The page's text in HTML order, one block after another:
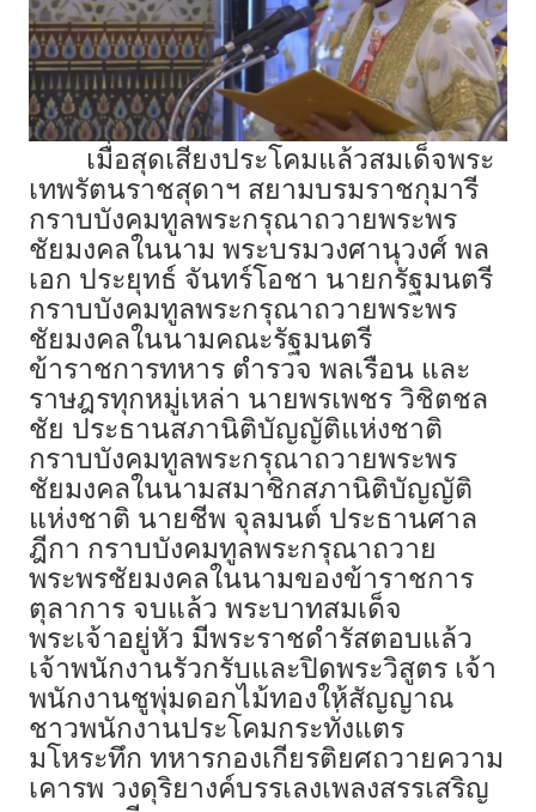
เมื่อสุดเสียงประโคมแล้วสมเด็จพระ
เทพรัตนราชสุดาฯ สยามบรมราชกุมารี
กราบบังคมทูลพระกรุณาถวายพระพร
ชัยมงคลในนาม พระบรมวงศานุวงศ์ พล
เอก ประยุทธ์ จันทร์โอชา นายกรัฐมนตรี
กราบบังคมทูลพระกรุณาถวายพระพร
ชัยมงคลในนามคณะรัฐมนตรี
ข้าราชการทหาร ตำรวจ พลเรือน และ
ราษฎรทุกหมู่เหล่า นายพรเพชร วิชิตชล
ชัย ประธานสภานิติบัญญัติแห่งชาติ
กราบบังคมทูลพระกรุณาถวายพระพร
ชัยมงคลในนามสมาชิกสภานิติบัญญัติ
แห่งชาติ นายชีพ จุลมนต์ ประธานศาล
ฎีกา กราบบังคมทูลพระกรุณาถวาย
พระพรชัยมงคลในนามของข้าราชการ
ตุลาการ จบแล้ว พระบาทสมเด็จ
พระเจ้าอยู่หัว มีพระราชดำรัสตอบแล้ว
เจ้าพนักงานรัวกรับและปิดพระวิสูตร เจ้า
พนักงานชูพุ่มดอกไม้ทองให้สัญญาณ
ชาวพนักงานประโคมกระทั่งแตร
มโหระทึก ทหารกองเกียรติยศถวายความ
เคารพ วงดุริยางค์บรรเลงเพลงสรรเสริญ